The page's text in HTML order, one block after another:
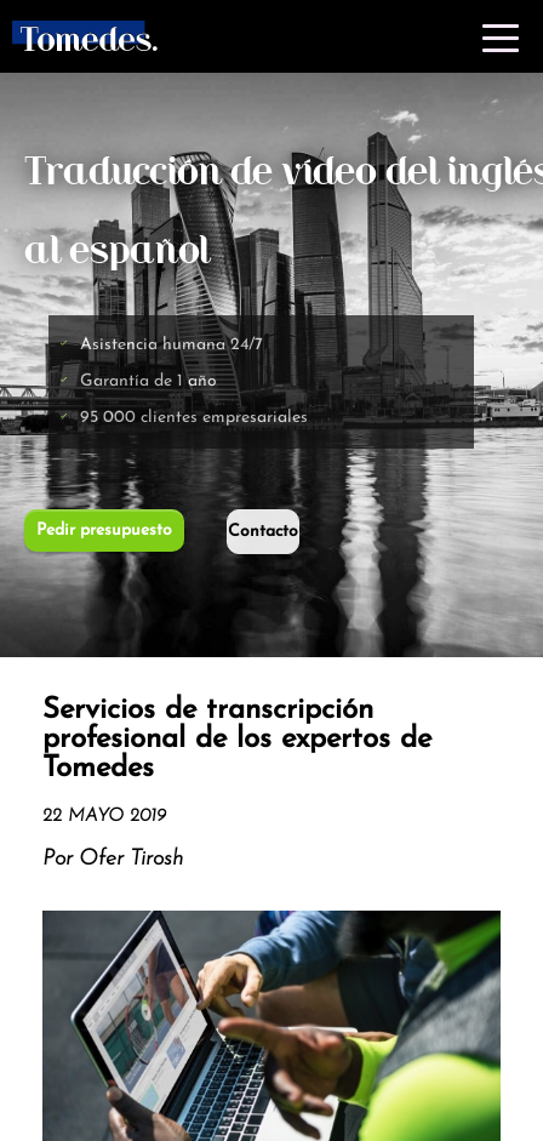
Traducción de vídeo del
al español
Asistencia humana 24/7
Garantía de 1 año
95 000 clientes empresariales
Pedir presupuesto Contacto
Servicios de transcripción
profesional de los expertos de
Tomedes
22 MAYO 2019
Por Ofer Tirosh